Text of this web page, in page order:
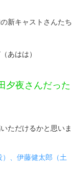
新キャストさんたち
あはは）
夕夜さんだった
ただけるかと思いま
、伊藤健太郎（土